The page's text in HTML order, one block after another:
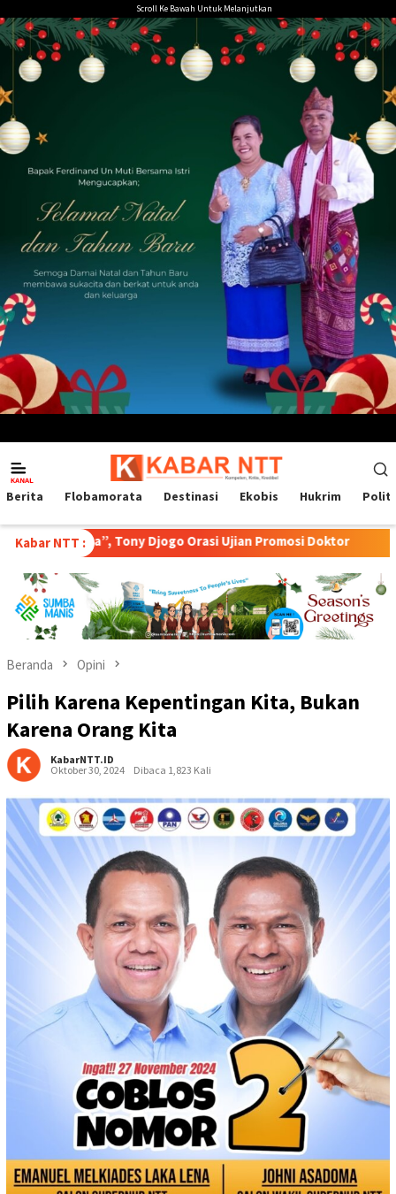
ke
konten
Scroll Ke Bawah Untuk Melanjutkan
Mobile
Berita Flobamorata Destinasi Ekobis Hukrim
Kabar NTT :
Djogo Orasi Ujian Promosi Doktor Transformasi
Beranda Opini
Pilih Karena Kepentingan Kita, Bukan
Karena Orang Kita
KabarNTT.ID
Oktober 30, 2024
Dibaca 1,823 Kali